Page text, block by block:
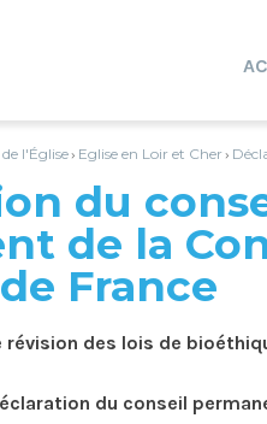
l'Église› Eglise en Loir et Cher›
du
de la
France
des lois de
du conseil